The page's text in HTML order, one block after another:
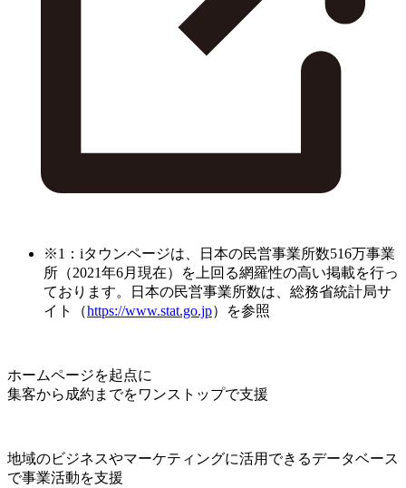
※1：iタウンページは、日本の民営事業所数516万事業
所（2021年6月現在）を上回る網羅性の高い掲載を行っ
ております。日本の民営事業所数は、総務省統計局サ
イト（https://www.stat.go.jp）を参照
ホームページを起点に
集客から成約までをワンストップで支援
地域のビジネスやマーケティングに活用できるデータベース
で事業活動を支援